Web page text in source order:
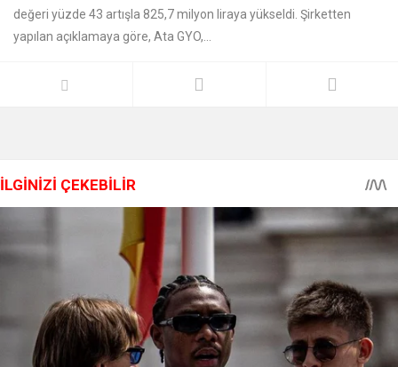
değeri yüzde 43 artışla 825,7 milyon liraya yükseldi. Şirketten
yapılan açıklamaya göre, Ata GYO,...